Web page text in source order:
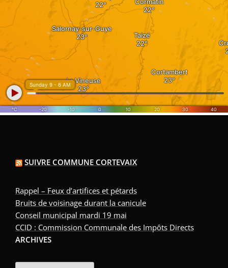
SUIVRE COMMUNE CORTEVAIX
Rappel – Feux d’artifices et pétards
Bruits de voisinage durant la canicule
Conseil municipal mardi 19 mai
CCID : Commission Communale des Impôts Directs
ARCHIVES